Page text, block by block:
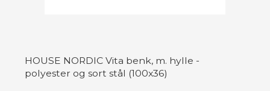
HOUSE NORDIC Vita benk, m. hylle -
polyester og sort stål (100x36)